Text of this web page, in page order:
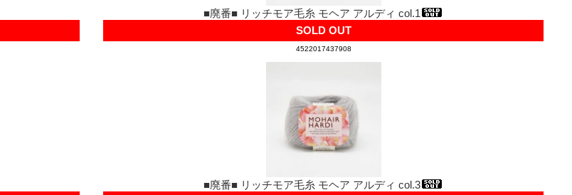
■廃番■ リッチモア毛糸 モヘア アルディ col.1
SOLD OUT
4522017437908
■廃番■ リッチモア毛糸 モヘア アルディ col.3